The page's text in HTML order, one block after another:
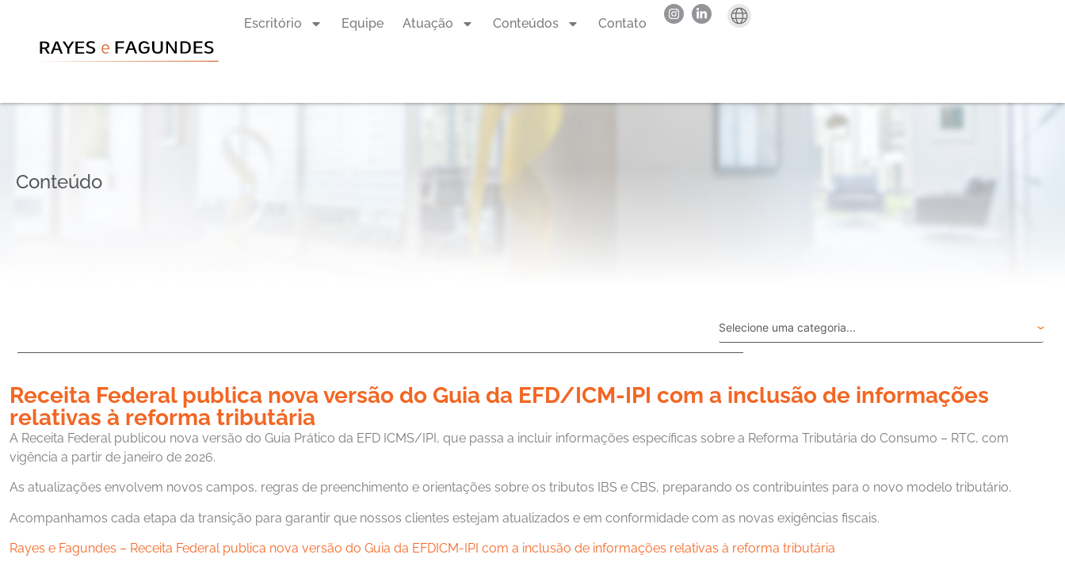
Escritório Equipe Atuação Conteúdos Contato
Conteúdo
Receita Federal publica nova versão do Guia da EFD/ICM-IPI com a inclusão de informações
relativas à reforma tributária
A Receita Federal publicou nova versão do Guia Prático da EFD ICMS/IPI, que passa a incluir informações específicas sobre a Reforma Tributária do Consumo – RTC, com
vigência a partir de janeiro de 2026.
As atualizações envolvem novos campos, regras de preenchimento e orientações sobre os tributos IBS e CBS, preparando os contribuintes para o novo modelo tributário.
Acompanhamos cada etapa da transição para garantir que nossos clientes estejam atualizados e em conformidade com as novas exigências fiscais.
Rayes e Fagundes – Receita Federal publica nova versão do Guia da EFDICM-IPI com a inclusão de informações relativas à reforma tributária